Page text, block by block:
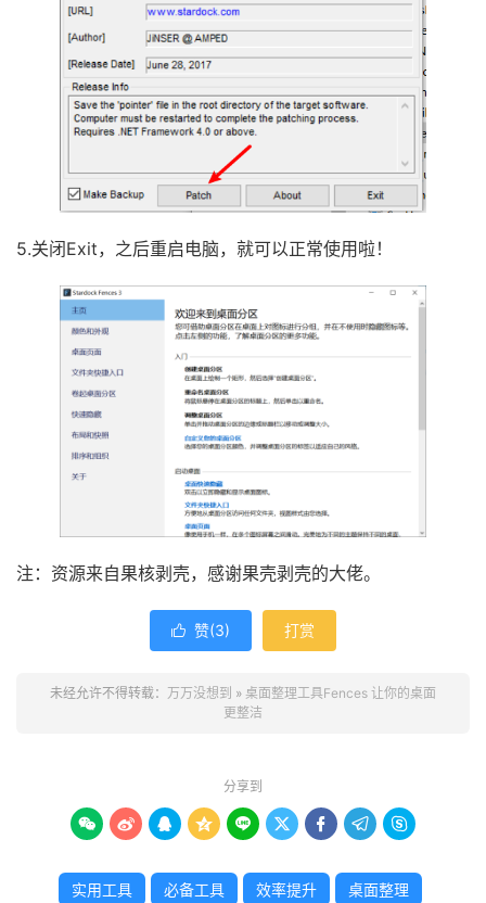
5.关闭Exit，之后重启电脑，就可以正常使用啦！
注：资源来自果核剥壳，感谢果壳剥壳的大佬。
 赞(3) 打赏
未经允许不得转载： 万万没想到 » 桌面整理工具Fences 让你的桌面
更整洁
分享到
        
实用工具 必备工具 效率提升 桌面整理